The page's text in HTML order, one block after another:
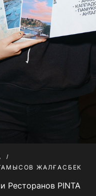
ЖАЛҒАСБЕК
Ресторанов PINTA